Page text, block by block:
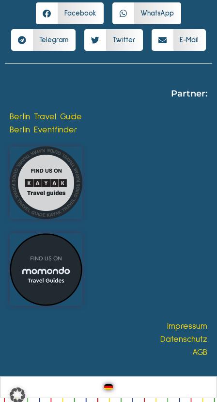
Facebook WhatsApp
Telegram Twitter E-Mail
Partner:
Berlin Travel Guide
Berlin Eventfinder
Impressum
Datenschutz
AGB